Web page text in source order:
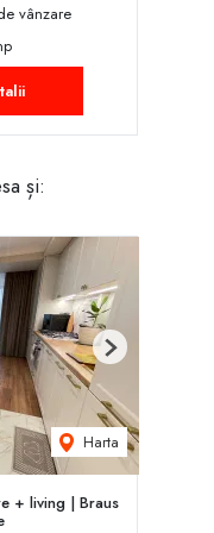
vânzare
și:
Harta
Next
+ living | Braus